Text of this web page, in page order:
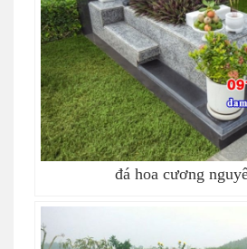
đá hoa cương